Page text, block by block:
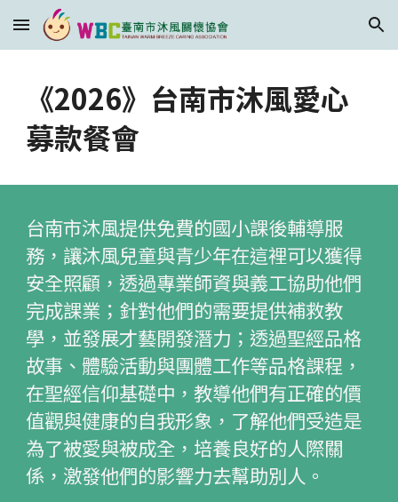
Skip to main content Skip to navigation
《2026》台南市沐風愛心
募款餐會
台南市沐風提供免費的國小課後輔導服
務，讓沐風兒童與青少年在這裡可以獲得
安全照顧，透過專業師資與義工協助他們
完成課業；針對他們的需要提供補救教
學，並發展才藝開發潛力；透過聖經品格
故事、體驗活動與團體工作等品格課程，
在聖經信仰基礎中，教導他們有正確的價
值觀與健康的自我形象，了解他們受造是
為了被愛與被成全，培養良好的人際關
係，激發他們的影響力去幫助別人。